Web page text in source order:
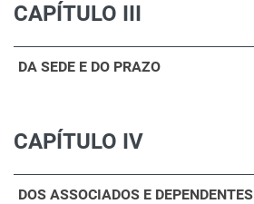
CAPÍTULO III
DA SEDE E DO PRAZO
CAPÍTULO IV
DOS ASSOCIADOS E DEPENDENTES